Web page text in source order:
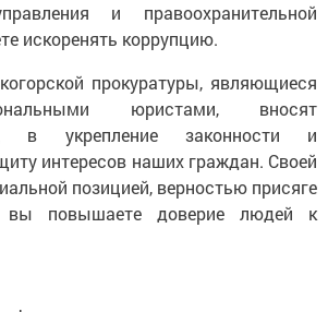
и правоохранительной
искоренять коррупцию.
прокуратуры, являющиеся
юристами, вносят
в укрепление законности и
интересов наших граждан. Своей
позицией, верностью присяге
вы повышаете доверие людей к